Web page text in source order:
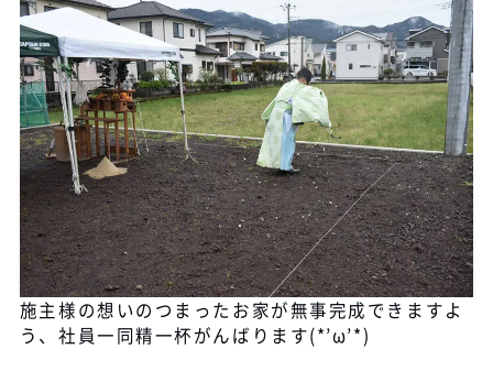
施主様の想いのつまったお家が無事完成できますよ
う、社員一同精一杯がんばります(*’ω’*)